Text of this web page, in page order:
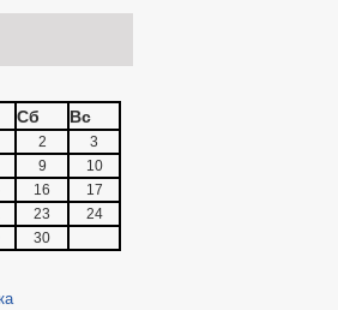
Сб Вс
2
3
9
10
16
17
23
24
30